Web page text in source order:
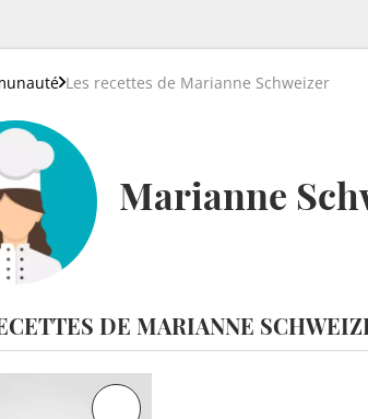
Les recettes de Marianne Schweizer
Marianne
DE MARIANNE